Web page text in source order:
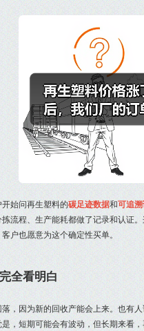
始问再生塑料的碳足迹数据和可追溯
流程、生产能耗都做了记录和认证
户也愿意为这个确定性买单。
全看明白
，因为新的回收产能会上来。也有
，短期可能会有波动，但长期来看